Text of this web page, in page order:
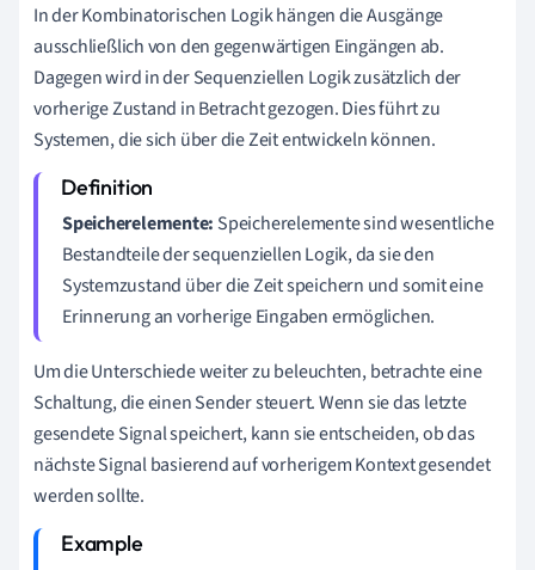
In der Kombinatorischen Logik hängen die Ausgänge
ausschließlich von den gegenwärtigen Eingängen ab.
Dagegen wird in der Sequenziellen Logik zusätzlich der
vorherige Zustand in Betracht gezogen. Dies führt zu
Systemen, die sich über die Zeit entwickeln können.
Speicherelemente: Speicherelemente sind wesentliche
Bestandteile der sequenziellen Logik, da sie den
Systemzustand über die Zeit speichern und somit eine
Erinnerung an vorherige Eingaben ermöglichen.
Um die Unterschiede weiter zu beleuchten, betrachte eine
Schaltung, die einen Sender steuert. Wenn sie das letzte
gesendete Signal speichert, kann sie entscheiden, ob das
nächste Signal basierend auf vorherigem Kontext gesendet
werden sollte.